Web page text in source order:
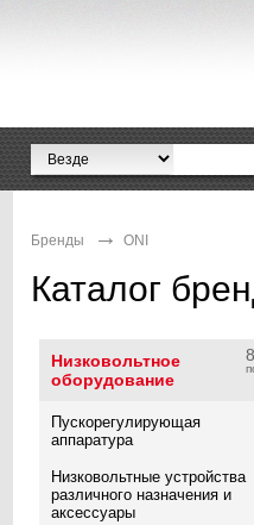
Бренды ONI
Каталог
Низковольтное
оборудование
Пускорегулирующая
аппаратура
Низковольтные устройства
различного назначения и
аксессуары